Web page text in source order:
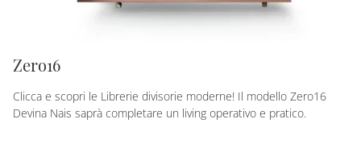
Zero16
Clicca e scopri le Librerie divisorie moderne! Il modello Zero16
Devina Nais saprà completare un living operativo e pratico.